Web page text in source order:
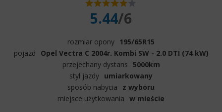
5.44/6
rozmiar opony 195/65R15
pojazd
Opel Vectra C 2004r. Kombi SW - 2.0 DTI (74 kW)
przejechany dystans 5000km
styl jazdy umiarkowany
sposób nabycia
z wyboru
miejsce użytkowania w mieście